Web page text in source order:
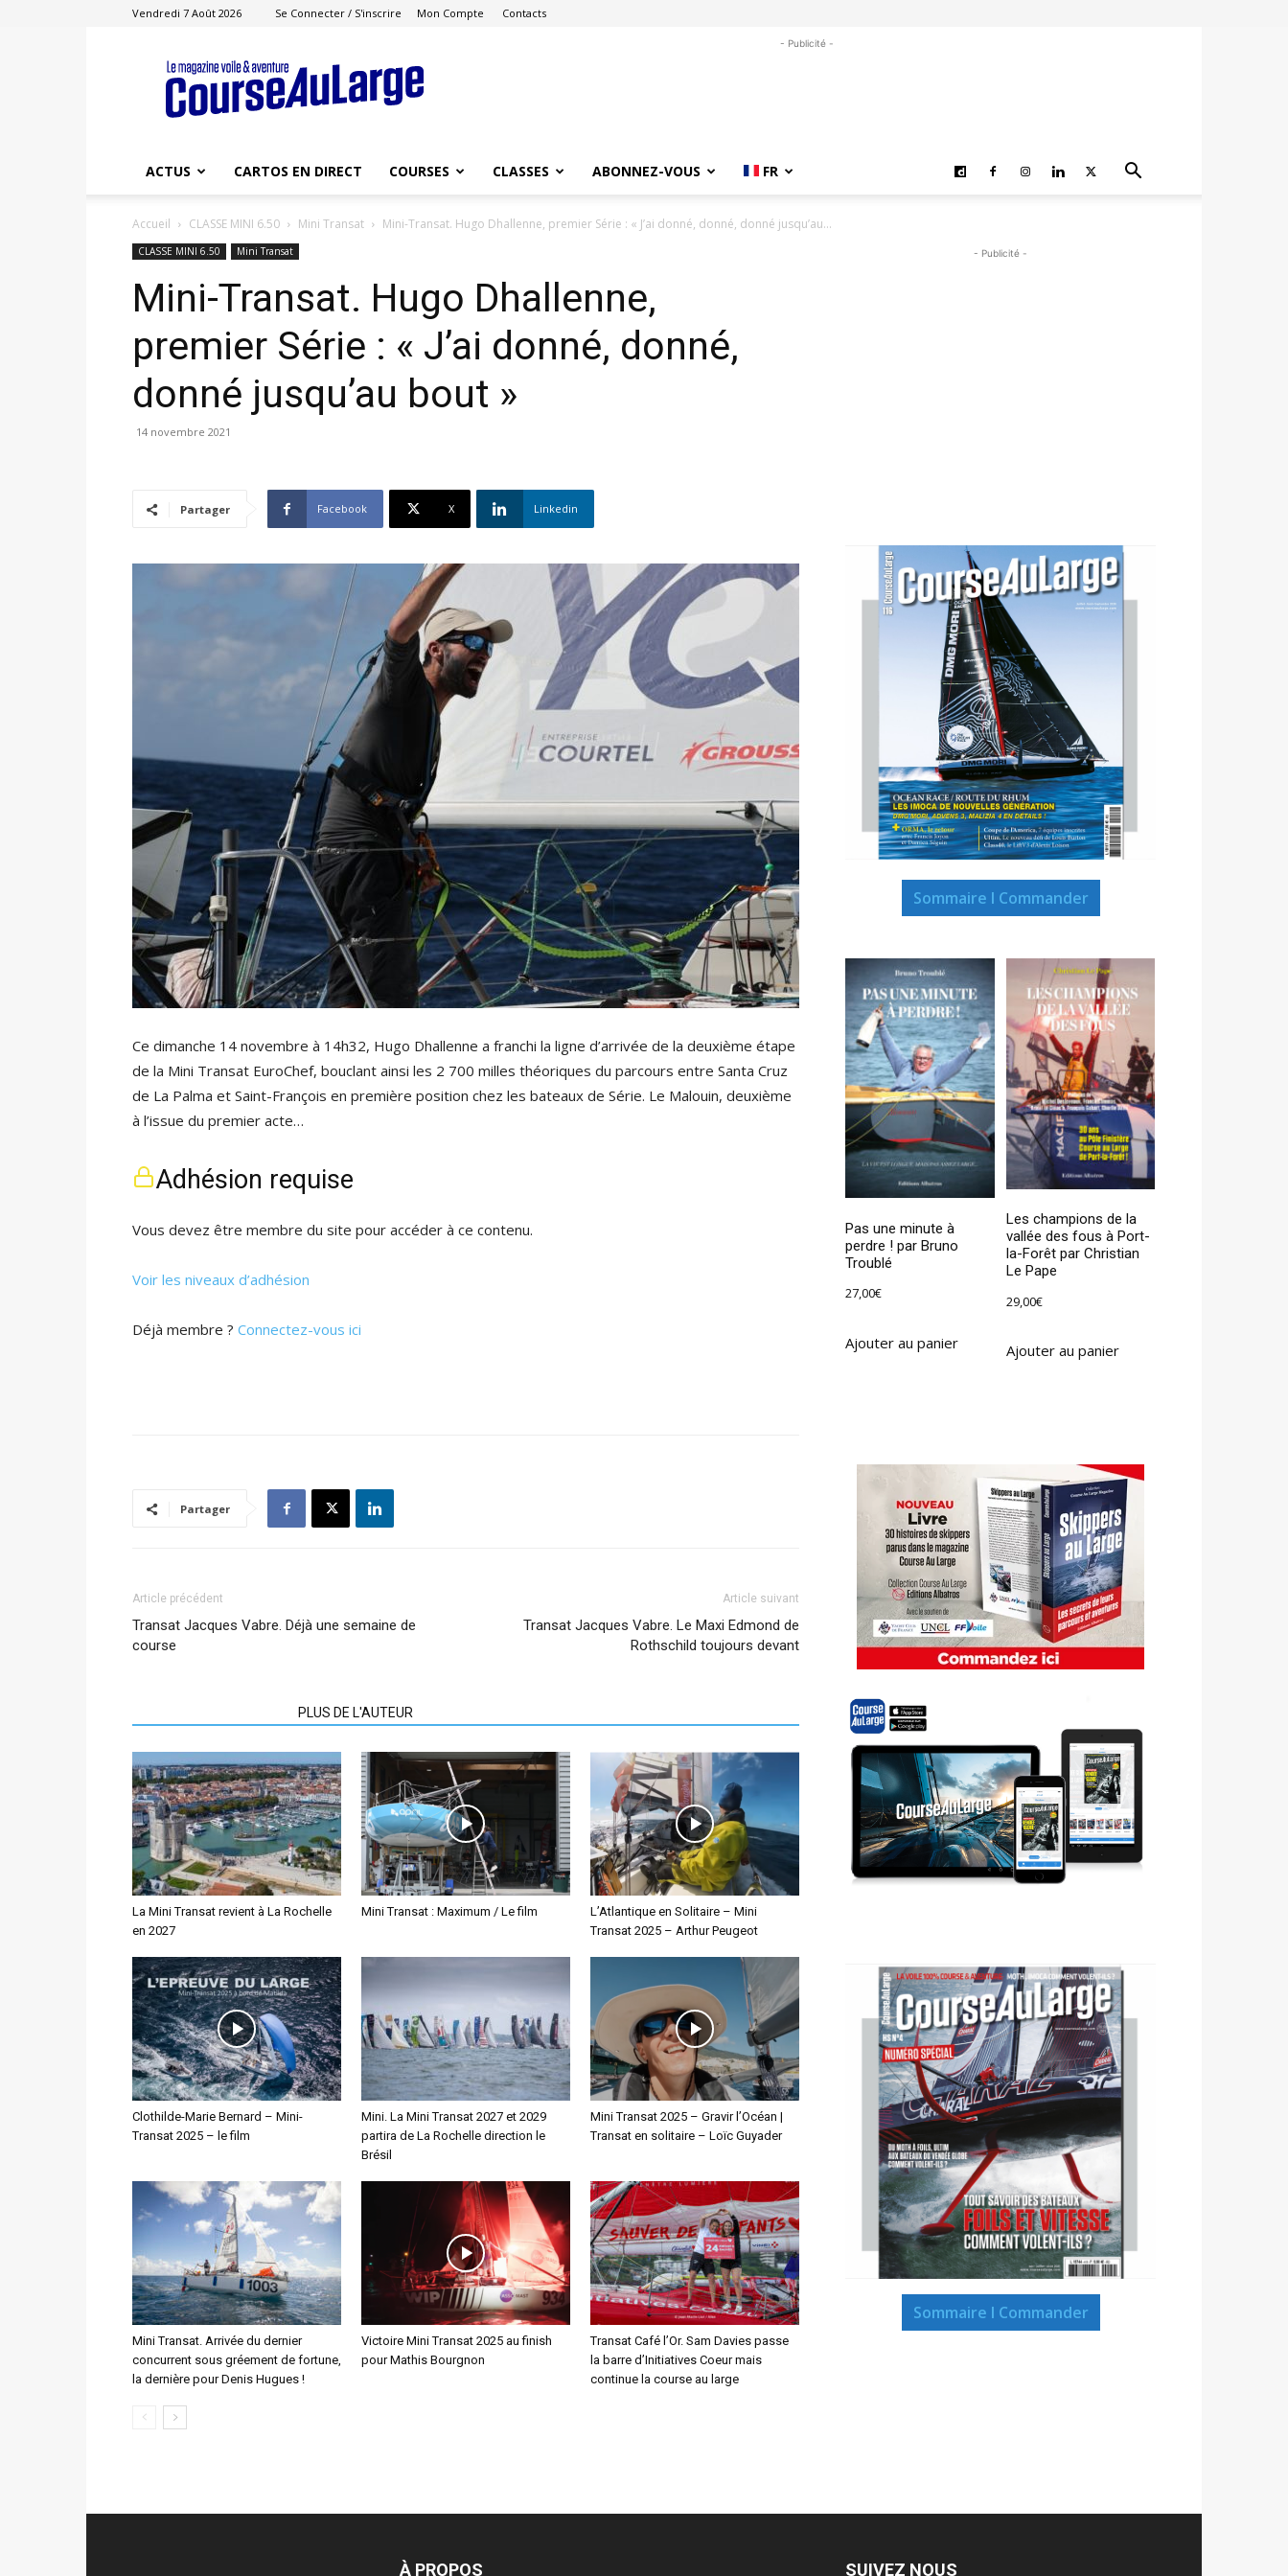
Vendredi 7 Août 2026 Se Connecter / S'inscrire Mon Compte Contacts
Course
au
Large
- Publicité -
ACTUS CARTOS EN DIRECT COURSES CLASSES ABONNEZ-VOUS FR
Accueil CLASSE MINI 6.50 Mini Transat Mini-Transat. Hugo Dhallenne, premier Série : « J’ai donné, donné, donné jusqu’au...
CLASSE MINI 6.50 Mini Transat
Mini-Transat. Hugo Dhallenne,
premier Série : « J’ai donné, donné,
donné jusqu’au bout »
14 novembre 2021
Partager Facebook X Linkedin
Ce dimanche 14 novembre à 14h32, Hugo Dhallenne a franchi la ligne d’arrivée de la deuxième étape
de la Mini Transat EuroChef, bouclant ainsi les 2 700 milles théoriques du parcours entre Santa Cruz
de La Palma et Saint-François en première position chez les bateaux de Série. Le Malouin, deuxième
à l’issue du premier acte…
Adhésion requise
Vous devez être membre du site pour accéder à ce contenu.
Voir les niveaux d’adhésion
Déjà membre ? Connectez-vous ici
Partager
Article précédent
Transat Jacques Vabre. Déjà une semaine de
course
Article suivant
Transat Jacques Vabre. Le Maxi Edmond de
Rothschild toujours devant
PLUS DE L'AUTEUR
La Mini Transat revient à La Rochelle
en 2027
Mini Transat : Maximum / Le film
L’Atlantique en Solitaire – Mini
Transat 2025 – Arthur Peugeot
Clothilde-Marie Bernard – Mini-
Transat 2025 – le film
Mini. La Mini Transat 2027 et 2029
partira de La Rochelle direction le
Brésil
Mini Transat 2025 – Gravir l’Océan |
Transat en solitaire – Loïc Guyader
Mini Transat. Arrivée du dernier
concurrent sous gréement de fortune,
la dernière pour Denis Hugues !
Victoire Mini Transat 2025 au finish
pour Mathis Bourgnon
Transat Café l’Or. Sam Davies passe
la barre d’Initiatives Coeur mais
continue la course au large
- Publicité -
Sommaire I Commander
Pas une minute à
perdre ! par Bruno
Troublé
27,00€
Ajouter au panier
Les champions de la
vallée des fous à Port-
la-Forêt par Christian
Le Pape
29,00€
Ajouter au panier
Sommaire I Commander
À PROPOS SUIVEZ NOUS